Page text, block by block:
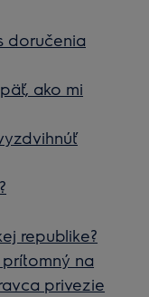
doručenia
ako mi
republike?
na
privezie